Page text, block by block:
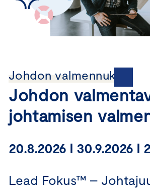
Johdon valmennukset
Johdon
johtamisen
20.8.2026 I 30.9.2026 I
Lead Fokus™ –